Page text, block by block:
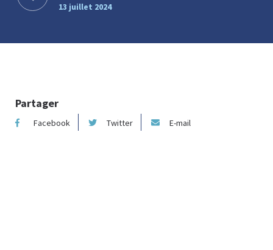
13 juillet 2024
Partager
Facebook Twitter E-mail